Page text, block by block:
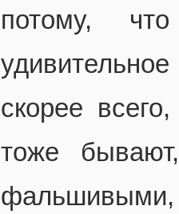
потому,
скорее
тоже
фальшивыми,